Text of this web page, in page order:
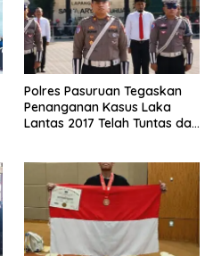
Polres Pasuruan Tegaskan
Penanganan Kasus Laka
Lantas 2017 Telah Tuntas dan